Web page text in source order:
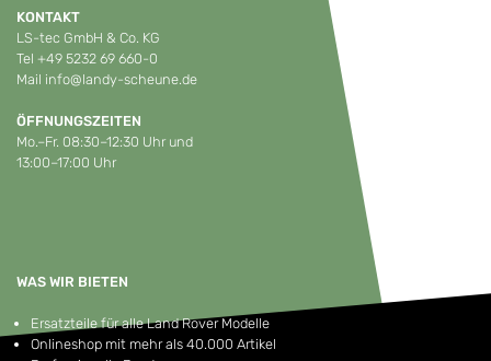
KONTAKT
LS-tec GmbH & Co. KG
Tel +49 5232 69 660-0
Mail info@landy-scheune.de
ÖFFNUNGSZEITEN
Mo.–Fr. 08:30–12:30 Uhr und
13:00–17:00 Uhr
WAS WIR BIETEN
Ersatzteile für alle Land Rover Modelle
Onlineshop mit mehr als 40.000 Artikel